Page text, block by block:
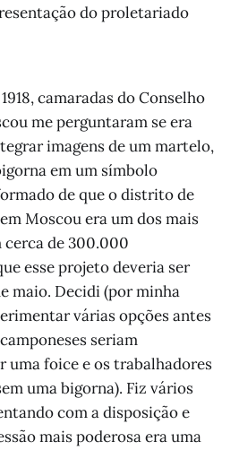
do proletariado
camaradas do Conselho
me perguntaram se era
imagens de um martelo,
em um símbolo
de que o distrito de
Moscou era um dos mais
de 300.000
esse projeto deveria ser
maio. Decidi (por minha
várias opções antes
seriam
uma foice e os trabalhadores
uma bigorna). Fiz vários
com a disposição e
mais poderosa era uma